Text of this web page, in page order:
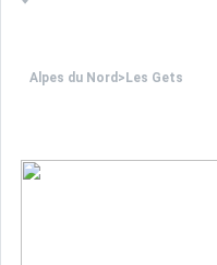
Alpes du Nord > Les Gets